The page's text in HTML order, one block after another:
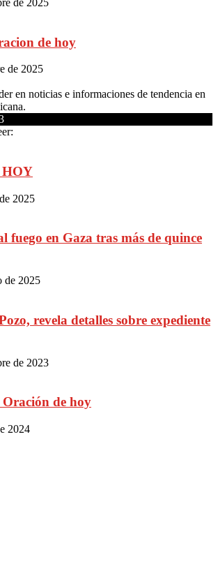
de hoy
de 2025
en noticias e informaciones de tendencia en
HOY
2025
fuego en Gaza tras más de quince
de 2025
revela detalles sobre expediente
de 2023
de hoy
2024